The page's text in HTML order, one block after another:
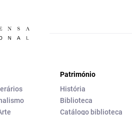
Património
História
Biblioteca
Catálogo biblioteca